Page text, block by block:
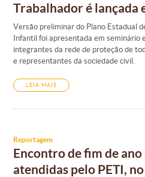
Trabalhador é lançada
Versão preliminar do Plano Estadual
Infantil foi apresentada em seminário
integrantes da rede de proteção de
e representantes da sociedade civil.
LEIA MAIS
Reportagem
Encontro de fim de
atendidas pelo PETI,